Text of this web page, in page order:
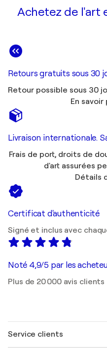
Achetez de l'art
Retours gratuits sous 30
Retour possible sous 30
En savoir
Livraison internationale.
Frais de port, droits de
d'art assurées
Détails
Certificat d'authenticité
Signé et inclus avec
Noté 4,9/5 par les
Plus de 20 000 avis clients
Service clients